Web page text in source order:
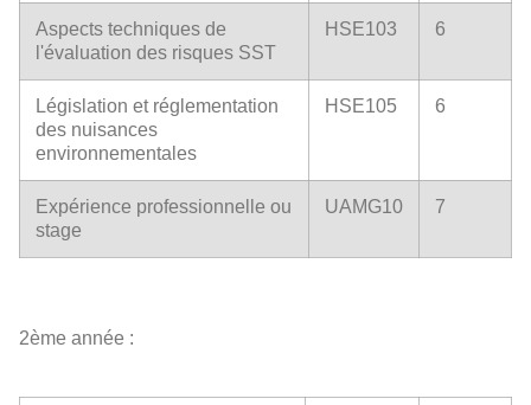
Aspects techniques de
l'évaluation des risques SST
HSE103 6
Législation et réglementation
des nuisances
environnementales
HSE105 6
Expérience professionnelle ou
stage
UAMG10 7
2ème année :